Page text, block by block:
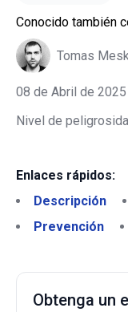
Conocido también
Tomas
08 de Abril de 2025
Nivel de
Enlaces rápidos:
Descripción
Prevención
Obtenga un